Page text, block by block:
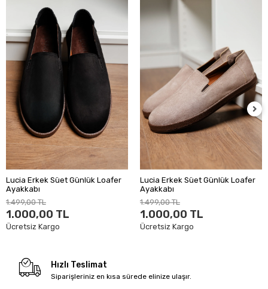
Lucia Erkek Süet Günlük Loafer
Ayakkabı
1.499,00 TL
1.000,00 TL
Ücretsiz Kargo
Lucia Erkek Süet Günlük Loafer
Ayakkabı
1.499,00 TL
1.000,00 TL
Ücretsiz Kargo
Hızlı Teslimat
Siparişleriniz en kısa sürede elinize ulaşır.